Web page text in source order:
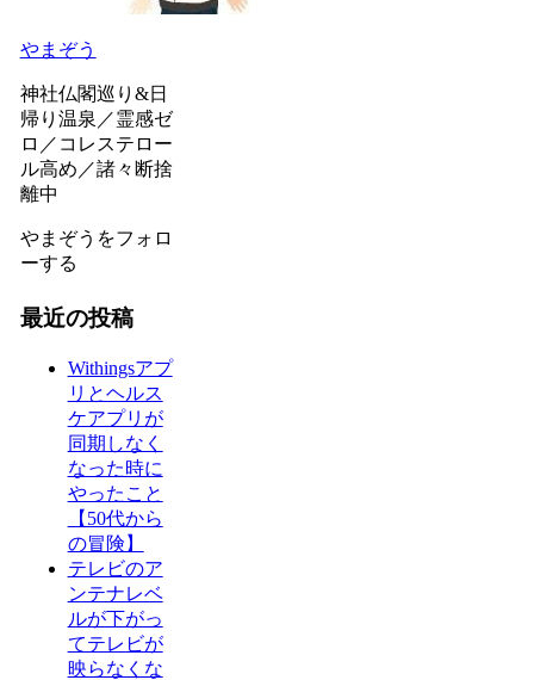
やまぞう
神社仏閣巡り&日
帰り温泉／霊感ゼ
ロ／コレステロー
ル高め／諸々断捨
離中
やまぞうをフォロ
ーする
最近の投稿
Withingsアプ
リとヘルス
ケアプリが
同期しなく
なった時に
やったこと
【50代から
の冒険】
テレビのア
ンテナレベ
ルが下がっ
てテレビが
映らなくな